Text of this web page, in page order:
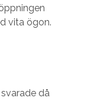
vita ögon.
då